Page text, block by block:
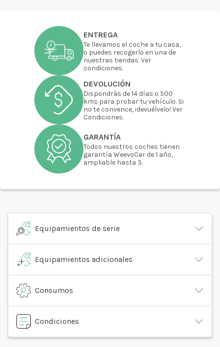
ENTREGA
Te llevamos el coche a tu casa,
o puedes recogerlo en una de
nuestras tiendas. Ver
condiciones.
DEVOLUCIÓN
Dispondrás de 14 días o 500
kms para probar tu vehículo. Si
no te convence, ¡devuélvelo! Ver
Condiciones.
GARANTÍA
Todos nuestros coches tienen
garantía WeevoCar de 1 año,
ampliable hasta 3.
Equipamientos de serie
Equipamientos adicionales
Consumos
Condiciones